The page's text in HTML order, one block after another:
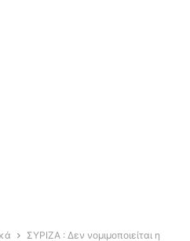
ΣΥΡΙΖΑ : Δεν νομιμοποιείται η